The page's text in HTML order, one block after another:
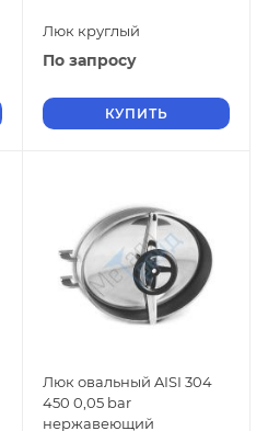
Люк круглый
По запросу
КУПИТЬ
Люк овальный AISI 304
450 0,05 bar
нержавеющий